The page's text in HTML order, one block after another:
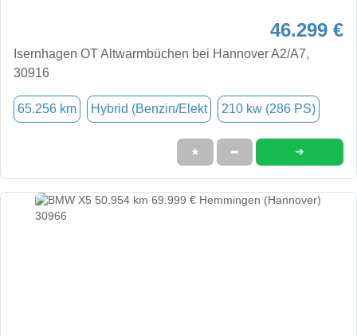
46.299 €
Isernhagen OT Altwarmbüchen bei Hannover A2/A7,
30916
65.256 km Hybrid (Benzin/Elekt 210 kw (286 PS)
★ ➦ ➜